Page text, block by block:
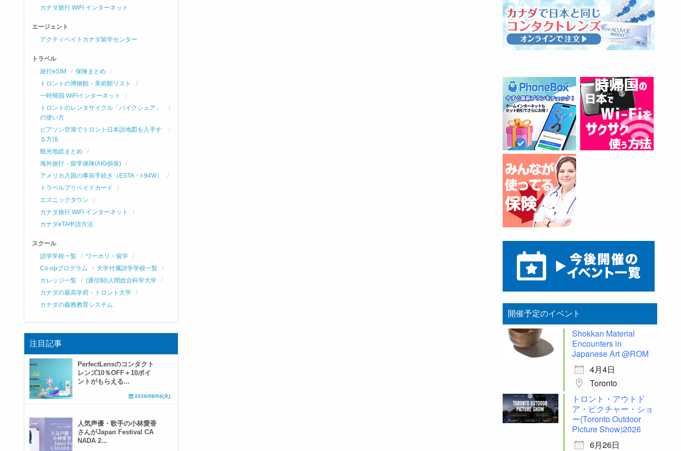
カナダ旅行 WiFi インターネット
エージェント
アクティベイトカナダ留学センター
トラベル
旅行eSIM
保険まとめ
トロントの博物館・美術館リスト
一時帰国 WiFiインターネット
トロントのレンタサイクル「バイクシェア」
の使い方
ピアソン空港でトロント日本語地図を入手す
る方法
観光地総まとめ
海外旅行・留学保険(AIG損保)
アメリカ入国の事前手続き（ESTA・I-94W）
トラベルプリペイドカード
エスニックタウン
カナダ旅行 WiFi インターネット
カナダeTA申請方法
スクール
語学学校一覧
ワーホリ・留学
Co-opプログラム
大学付属語学学校一覧
カレッジ一覧
(通信制)人間総合科学大学
カナダの最高学府・トロント大学
カナダの義務教育システム
注目記事
PerfectLensのコンタクト
レンズ10％OFF＋10ポイ
ントがもらえる...
2026/08/04(火)
人気声優・歌手の小林愛香
さんがJapan Festival CA
NADA 2...
開催予定のイベント
Shokkan Material
Encounters in
Japanese Art @ROM
4月4日
Toronto
トロント・アウトド
ア・ピクチャー・ショ
ー(Toronto Outdoor
Picture Show)2026
6月26日